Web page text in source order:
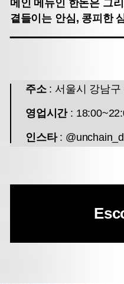
메인 메뉴인 한돈은 그
곁들이는 안심, 콩피한
주소 : 서울시 강남
영업시간 :
인스타 :